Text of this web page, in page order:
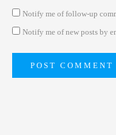
Notify me of follow-up
Notify me of new posts by